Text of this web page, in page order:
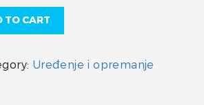
TO CART
Uređenje i opremanje